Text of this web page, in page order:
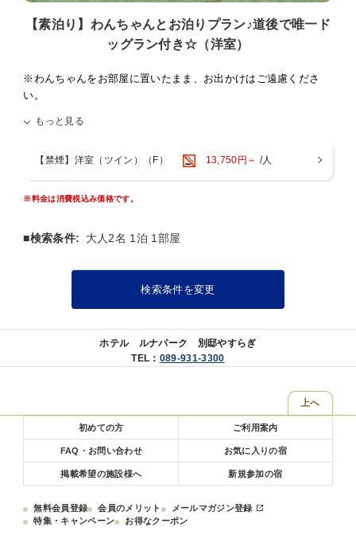
また、わんちゃんの無駄吠え、他のお客様への迷惑行為等がございま
したら、お部屋やお車にてお留守番して頂くようになりますので、予
※近隣にホテルもございますので、夜中・朝方のご利用はご配慮をお
願い致します。
■わんちゃんについて■
に同意していただます。
お客様のご自宅に宿泊同意書を送らせていただきますので、必要事項
①宿泊同意書
③ワクチン注射の接種証明書
以上3枚を宿泊日の当日までにホテル宛て(089-931-3301)にFAXして
当日お忘れになられた場合は、お泊めすることができませんのでご了
※宿泊同意書を送らせていただくご住所をお知らせください。
〇宿泊可能なペットの頭数は1部屋あたり中型犬(15Kg以内)、２匹ま
○わんちゃん用アメニティ
・ケージ
・足ふきタオル
○わんちゃん用無料貸し出し
・ペットカート４台(ご予約は出来ません。貸し出しは先着順になりま
すので予めご了承下さい。)
・オリジナルわんちゃん用浴衣
【素泊り】わんちゃんとお泊りプラン♪道後で唯一ド
ッグラン付き☆（洋室）
※わんちゃんをお部屋に置いたまま、お出かけはご遠慮くださ
い。
得ない場合はフロントにお声掛けいただき、必ず１時間以内にお
※当日ご希望されても夕食・朝食をお付けすることは出来ません
ありません。）
ッグ)、ペットカートでのご移動をお願い致します。
※当館はペット専用ホテルではございません。館内にはわんちゃ
んが苦手なお客様もいらっしゃいますのでご配慮をお願い致しま
ペットも大事な家族の一員♪
道後でわんちゃんと思い出を作りたいけど、いつも家や車の中で
せっかく旅行に行くなら一緒にお部屋で宿泊されたい方にペット
ご宿泊のお客様は無料でドッグランをご利用いただけます♪
※近隣にホテルもございますので、夜中・朝方のご利用はご配慮
をお願い致します。
当館の玄関にはわんちゃん用の坊っちゃんとマドンナのくり抜き
パネルもご用意！
もっと見る
【禁煙】洋室（ツイン）（F） 13,750円～ /人
※料金は消費税込み価格です。
■検索条件: 大人2名 1泊 1部屋
検索条件を変更
ホテル ルナパーク 別邸やすらぎ
TEL： 089-931-3300
上へ
初めての方 ご利用案内
FAQ・お問い合わせ お気に入りの宿
掲載希望の施設様へ 新規参加の宿
無料会員登録 会員のメリット
メールマガジン登録
特集・キャンペーン
お得なクーポン